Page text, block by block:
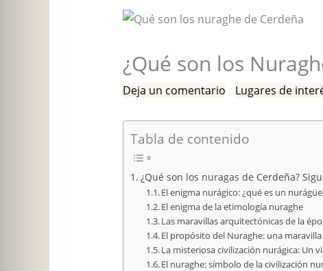
¿Qué son los
Deja un comentario Lugares de
Tabla de contenido
¿Qué son los nuragas de Cerdeña?
El enigma nurágico: ¿qué es un
El enigma de la etimología nuraghe
Las maravillas arquitectónicas de la
El propósito del Nuraghe: una
La misteriosa civilización nurágica: Un
El nuraghe: símbolo de la civilización